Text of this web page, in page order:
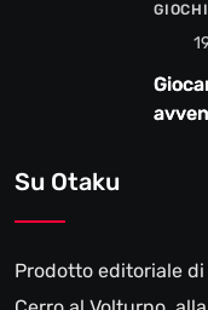
Su Otaku
Prodotto editoriale